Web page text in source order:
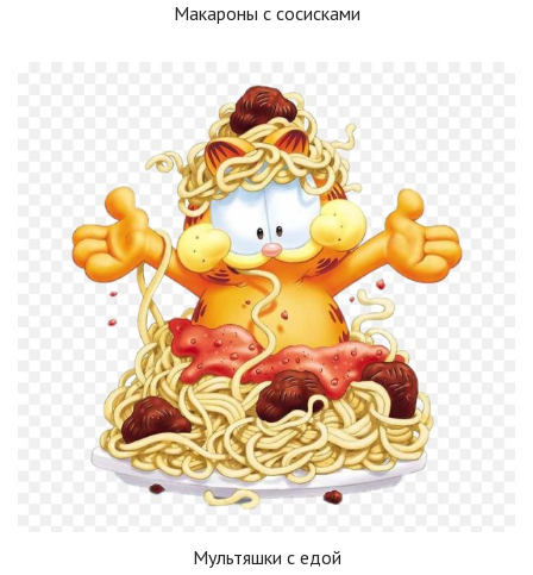
Макароны с сосисками
Мультяшки с едой